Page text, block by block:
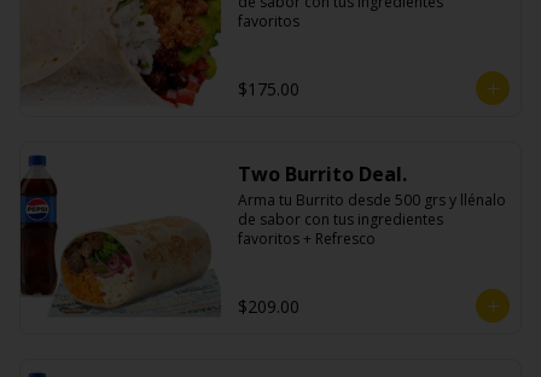
favoritos
$175.00
Two Burrito Deal.
Arma tu Burrito desde 500 grs y llénalo
de sabor con tus ingredientes
favoritos + Refresco
$209.00